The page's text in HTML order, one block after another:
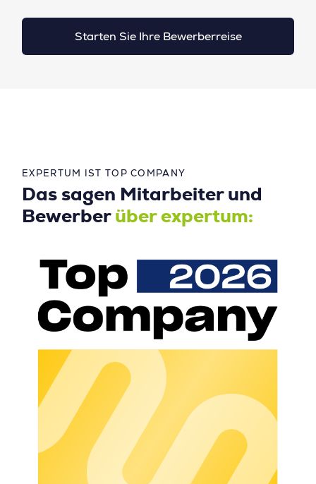
Starten Sie Ihre Bewerberreise
EXPERTUM IST TOP COMPANY
Das sagen Mitarbeiter und
Bewerber über expertum: